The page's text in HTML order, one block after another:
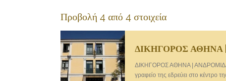
Προβολή 4 από 4 στοιχεία
ΔΙΚΗΓΟΡΟΣ ΑΘΗΝΑ
ΔΙΚΗΓΟΡΟΣ ΑΘΗΝΑ | ΑΝΔΡΟΜΙΔΑ
γραφείο της εδρεύει στο κέντρο